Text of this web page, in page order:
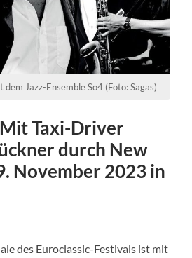
Jazz-Ensemble So4 (Foto: Sagas)
Taxi-Driver
durch New
November 2023 in
des Euroclassic-Festivals ist mit